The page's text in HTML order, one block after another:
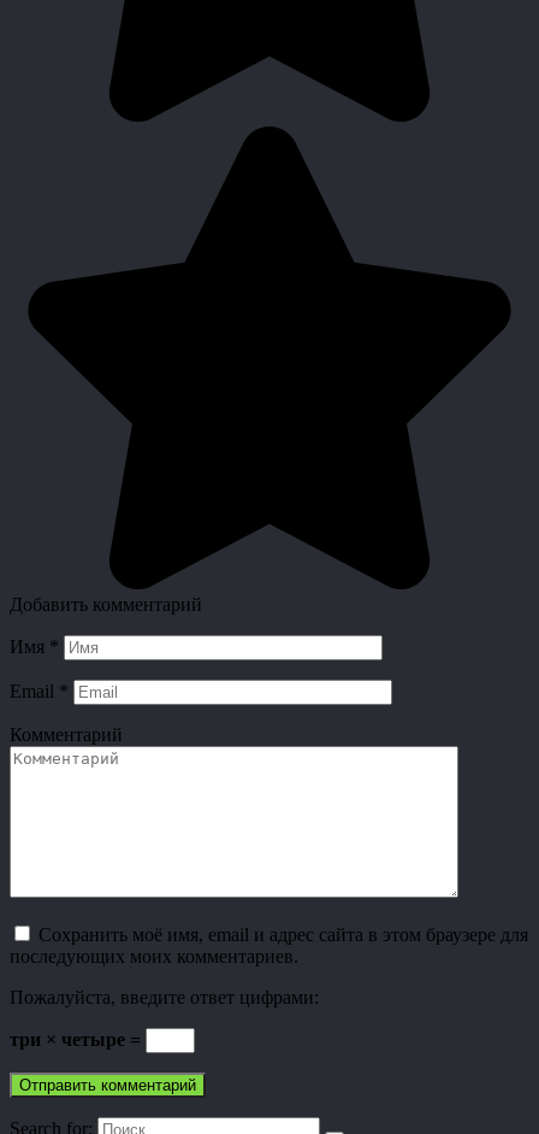
Добавить комментарий
Имя *
Email *
Комментарий
Сохранить моё имя, email и адрес сайта в этом браузере для
последующих моих комментариев.
Пожалуйста, введите ответ цифрами:
три × четыре =
Search for: